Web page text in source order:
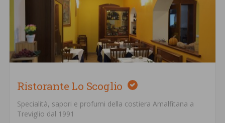
Ristorante Lo Scoglio
Specialità, sapori e profumi della costiera Amalfitana a
Treviglio dal 1991